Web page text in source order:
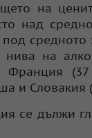
на
над
под
нива на
(37
и Словакия
се дължи